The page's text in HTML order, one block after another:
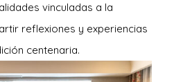
vinculadas a la
reflexiones y experiencias
centenaria.